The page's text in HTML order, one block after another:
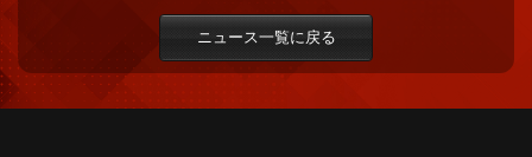
ニュース一覧に戻る